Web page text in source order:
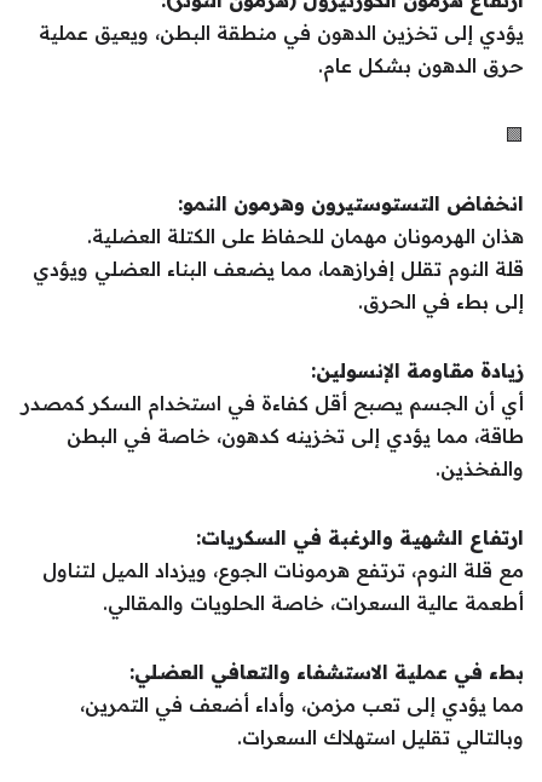
يؤدي إلى تخزين الدهون في منطقة البطن، ويعيق عملية
حرق الدهون بشكل عام.
🟩
انخفاض التستوستيرون وهرمون النمو:
هذان الهرمونان مهمان للحفاظ على الكتلة العضلية.
قلة النوم تقلل إفرازهما، مما يضعف البناء العضلي ويؤدي
إلى بطء في الحرق.
زيادة مقاومة الإنسولين:
أي أن الجسم يصبح أقل كفاءة في استخدام السكر كمصدر
طاقة، مما يؤدي إلى تخزينه كدهون، خاصة في البطن
والفخذين.
ارتفاع الشهية والرغبة في السكريات:
مع قلة النوم، ترتفع هرمونات الجوع، ويزداد الميل لتناول
أطعمة عالية السعرات، خاصة الحلويات والمقالي.
بطء في عملية الاستشفاء والتعافي العضلي:
مما يؤدي إلى تعب مزمن، وأداء أضعف في التمرين،
وبالتالي تقليل استهلاك السعرات.